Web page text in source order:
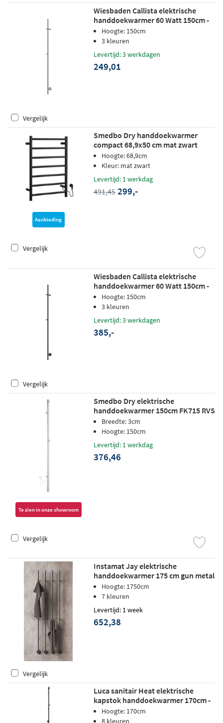
Wiesbaden Callista elektrische
handdoekwarmer 60 Watt 150cm -
chroom
Hoogte: 150cm
3 kleuren
Levertijd: 3 werkdagen
249,01
Vergelijk
Aanbieding
Smedbo Dry handdoekwarmer
compact 68,9x50 cm mat zwart
FB700
Hoogte: 68,9cm
Kleur: mat zwart
Levertijd: 1 werkdag
491,45 299,-
Vergelijk
Wiesbaden Callista elektrische
handdoekwarmer 60 Watt 150cm -
geborsteld gunmetal
Hoogte: 150cm
3 kleuren
Levertijd: 3 werkdagen
385,-
Vergelijk
Te zien in onze showroom
Smedbo Dry elektrische
handdoekwarmer 150cm FK715 RVS
glanzend
Breedte: 3cm
Hoogte: 150cm
Levertijd: 1 werkdag
376,46
Vergelijk
Instamat Jay elektrische
handdoekwarmer 175 cm gun metal
Hoogte: 1750cm
7 kleuren
Levertijd: 1 week
652,38
Vergelijk
Luca sanitair Heat elektrische
kapstok handdoekwarmer 170cm -
mat zwart
Hoogte: 170cm
8 kleuren